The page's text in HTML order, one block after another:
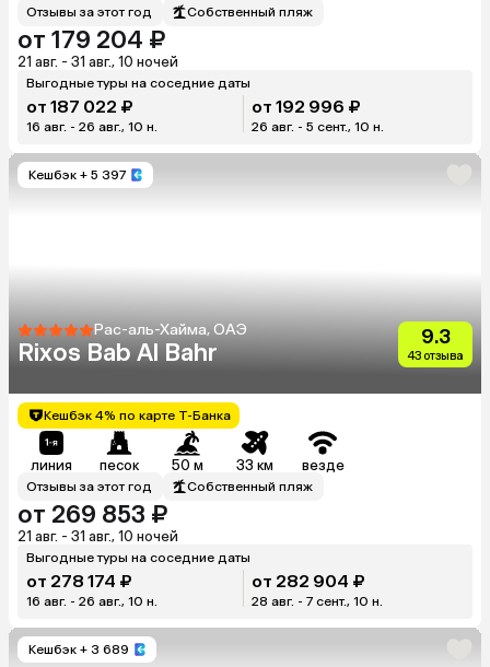
Отзывы за этот год Собственный пляж
от 179 204 ₽
21 авг. - 31 авг., 10 ночей
Выгодные туры на соседние даты
от 187 022 ₽
16 авг. - 26 авг., 10 н.
от 192 996 ₽
26 авг. - 5 сент., 10 н.
Кешбэк + 5 397
Рас-аль-Хайма, ОАЭ
Rixos Bab Al Bahr
9.3
43 отзыва
Кешбэк 4% по карте Т-Банка
линия песок 50 м 33 км везде
Отзывы за этот год Собственный пляж
от 269 853 ₽
21 авг. - 31 авг., 10 ночей
Выгодные туры на соседние даты
от 278 174 ₽
16 авг. - 26 авг., 10 н.
от 282 904 ₽
28 авг. - 7 сент., 10 н.
Кешбэк + 3 689